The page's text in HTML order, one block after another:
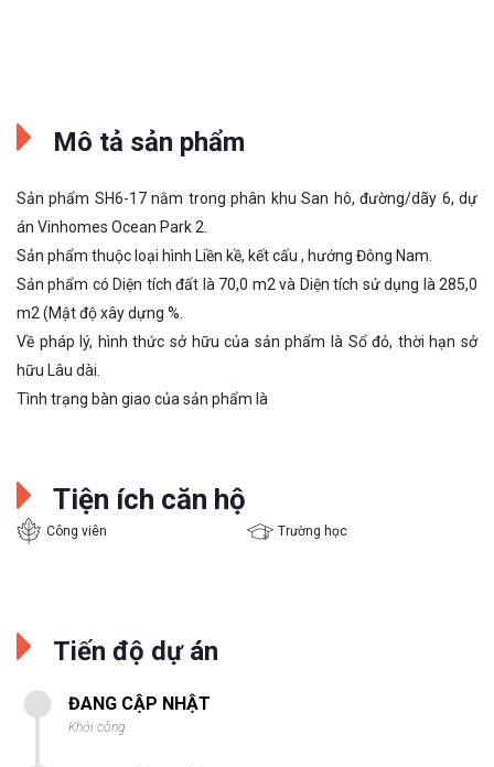
Mô tả sản phẩm
Sản phẩm SH6-17 nằm trong phân khu San hô, đường/dãy 6, dự
án Vinhomes Ocean Park 2.
Sản phẩm thuộc loại hình Liền kề, kết cấu , hướng Đông Nam.
Sản phẩm có Diện tích đất là 70,0 m2 và Diện tích sử dụng là 285,0
m2 (Mật độ xây dựng %.
Về pháp lý, hình thức sở hữu của sản phẩm là Sổ đỏ, thời hạn sở
hữu Lâu dài.
Tình trạng bàn giao của sản phẩm là
Tiện ích căn hộ
Công viên Trường học
Tiến độ dự án
ĐANG CẬP NHẬT
Khởi công